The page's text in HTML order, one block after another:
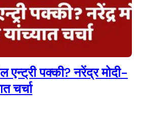
एन्ट्री पक्की? नरेंद्र मोदी-
चर्चा